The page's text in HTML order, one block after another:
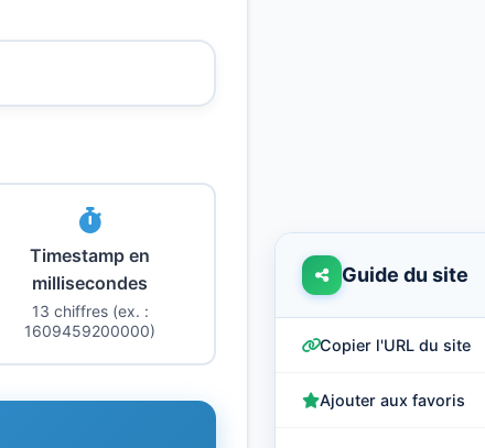
Timestamp en
millisecondes
13 chiffres (ex. :
1609459200000)
Guide du site
Copier l'URL du site
Ajouter aux favoris